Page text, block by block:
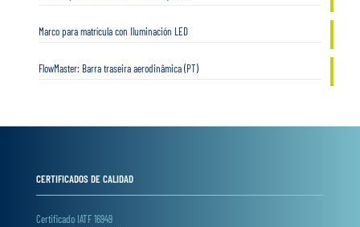
Marco para matrícula con Iluminación LED
FlowMaster: Barra traseira aerodinâmica (PT)
CERTIFICADOS DE CALIDAD
Certificado IATF 16949